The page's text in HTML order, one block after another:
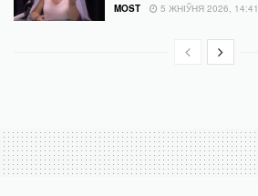
MOST 5 ЖНІЎНЯ 2026, 14:41